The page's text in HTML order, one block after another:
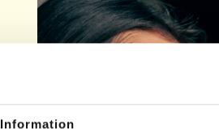
Information